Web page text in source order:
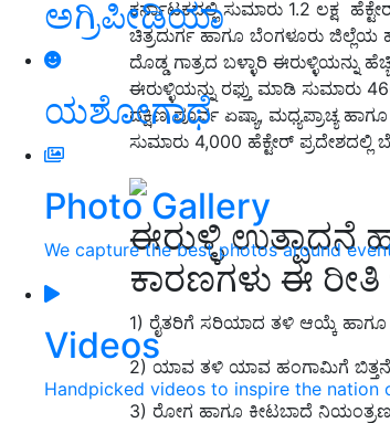
ಅಗ್ರಿಪೀಡಿಯಾ
ಯಶೋಗಾಥೆ
Photo Gallery
We capture the best photos around
Videos
Handpicked videos to inspire the nation
ಕರ್ನಾಟಕದಲ್ಲಿ ಸುಮಾರು 1.2 ಲಕ್ಷ
ಚಿತ್ರದುರ್ಗ ಹಾಗೂ ಬೆಂಗಳೂರು ಜಿಲ್ಲೆಯ
ದೊಡ್ಡ ಗಾತ್ರದ ಬಳ್ಳಾರಿ ಈರುಳ್ಳಿಯನ್ನು
ಈರುಳ್ಳಿಯನ್ನು ರಫ್ತು ಮಾಡಿ
ದಕ್ಷಿಣ ಪೂರ್ವ ಏಷ್ಯಾ, ಮಧ್ಯಪ್ರಾಚ್ಯ
ಸುಮಾರು 4,000 ಹೆಕ್ಟೇರ್ ಪ್ರದೇಶದಲ್ಲಿ
ಈರುಳ್ಳಿ ಉತ್ಪಾದನೆ
ಕಾರಣಗಳು ಈ
1) ರೈತರಿಗೆ ಸರಿಯಾದ ತಳಿ ಆಯ್ಕೆ
2) ಯಾವ ತಳಿ ಯಾವ ಹಂಗಾಮಿಗೆ ಬಿತ್ತನೆ
3) ರೋಗ ಹಾಗೂ ಕೀಟಬಾದೆ